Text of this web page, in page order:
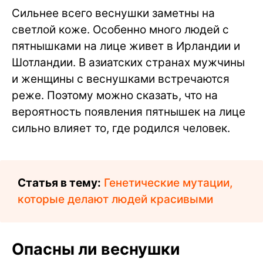
Сильнее всего веснушки заметны на
светлой коже. Особенно много людей с
пятнышками на лице живет в Ирландии и
Шотландии. В азиатских странах мужчины
и женщины с веснушками встречаются
реже. Поэтому можно сказать, что на
вероятность появления пятнышек на лице
сильно влияет то, где родился человек.
Статья в тему: Генетические мутации,
которые делают людей красивыми
Опасны ли веснушки